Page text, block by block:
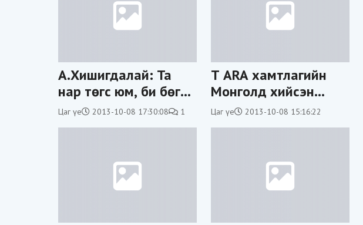
А.Хишигдалай: Та
нар төгс юм, би бөгс
юм
Цаг үе 2013-10-08 17:30:08 1
T ARA хамтлагийн
Монголд хийсэн
“Number 9” клипний
утгыг тайлав
Цаг үе 2013-10-08 15:16:22